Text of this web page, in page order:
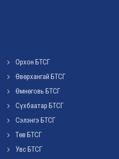
Орхон БТСГ
Өвөрхангай БТСГ
Өмнөговь БТСГ
Сүхбаатар БТСГ
Сэлэнгэ БТСГ
Төв БТСГ
Увс БТСГ